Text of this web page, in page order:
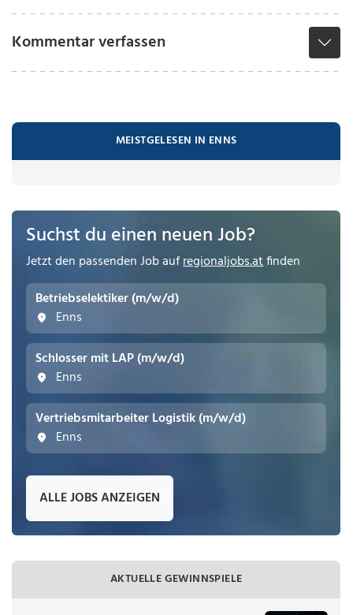
Kommentar verfassen
MEISTGELESEN IN ENNS
Suchst du einen neuen Job?
Jetzt den passenden Job aufregionaljobs.atfinden
Betriebselektiker (m/w/d)
Enns
Schlosser mit LAP (m/w/d)
Enns
Vertriebsmitarbeiter Logistik (m/w/d)
Enns
ALLE JOBS ANZEIGEN
AKTUELLE GEWINNSPIELE